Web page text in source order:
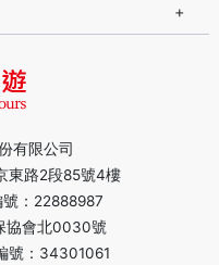
有限公司
東路2段85號4樓
：22888987
協會北0030號
號：34301061